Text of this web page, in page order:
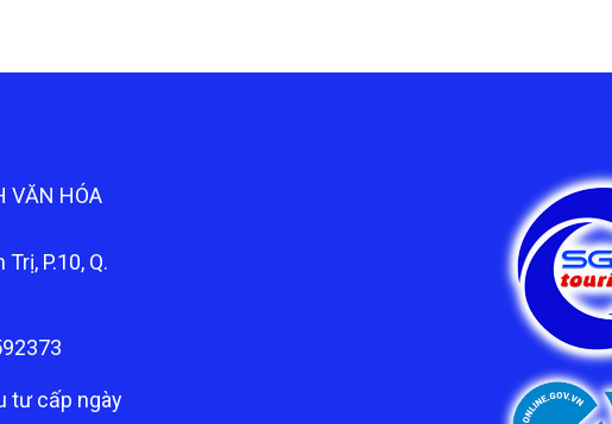
VĂN HÓA
P.10, Q.
tư cấp ngày